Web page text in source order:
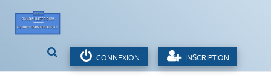
CONNEXION INSCRIPTION